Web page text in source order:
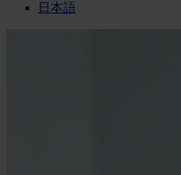
日本語